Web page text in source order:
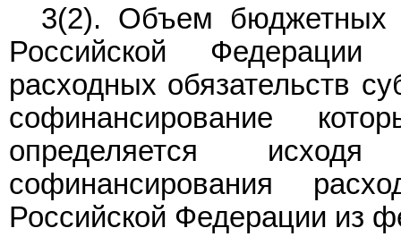
3(2). Объем бюджетных
Российской
расходных обязательств
софинансирование
определяется
софинансирования
Российской Федерации из